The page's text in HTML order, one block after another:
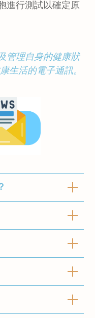
進行測試以確定原
管理自身的健康狀
生活的電子通訊。
之一體，它可以產
功能。 甲狀腺素
胞產生蛋白質，直
官的功能。 因
消化功能、食慾和
代謝和肌肉控制等
。 甲狀腺分泌過
（甲狀腺功能減
：甲狀腺功
由於患者自身免
異常抗體來攻擊
甲狀腺激素受體
甲狀腺激素的產
者體內新陳代謝過